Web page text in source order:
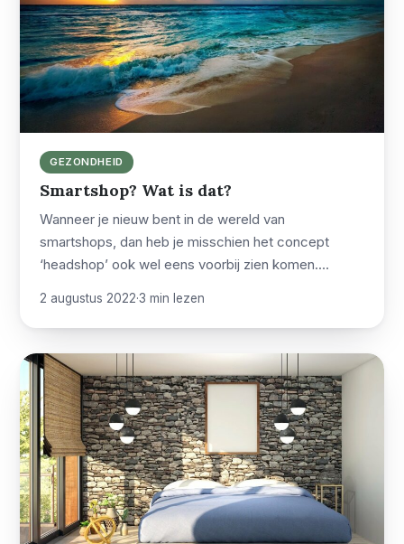
GEZONDHEID
Smartshop? Wat is dat?
Wanneer je nieuw bent in de wereld van
smartshops, dan heb je misschien het concept
‘headshop’ ook wel eens voorbij zien komen.…
2 augustus 2022·3 min lezen